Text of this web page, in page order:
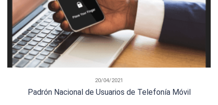
20/04/2021
Padrón Nacional de Usuarios de Telefonía Móvil